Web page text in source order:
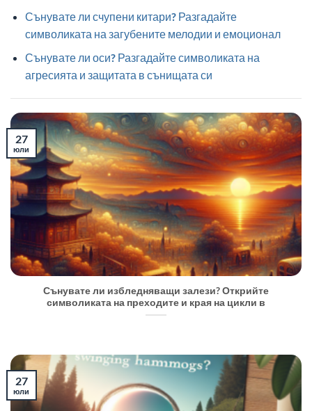
Сънувате ли счупени китари? Разгадайте
символиката на загубените мелодии и емоционал
Сънувате ли оси? Разгадайте символиката на
агресията и защитата в сънищата си
Сънувате ли избледняващи залези? Открийте
символиката на преходите и края на цикли в
27
юли
27
юли